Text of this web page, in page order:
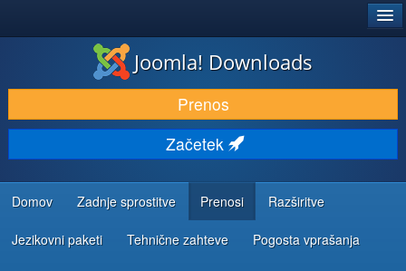
PRENESI IN RAZŠIRI
ODKRIJTE & IZVEJTE
SKUPNOST IN PODPORA
VIRI ZA RAZVIJALCE
Joomla! Downloads
Prenos
Začetek
Domov Zadnje sprostitve Prenosi Razširitve
Jezikovni paketi Tehnične zahteve Pogosta vprašanja